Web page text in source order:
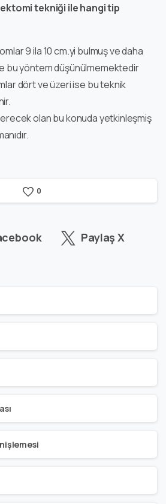
tekniği ile hangi tip
9 ila 10 cm.yi bulmuş ve daha
bu yöntem düşünülmemektedir
dört ve üzeri ise bu teknik
olan bu konuda yetkinleşmiş
0
Paylaş X